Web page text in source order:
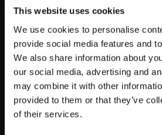
This website uses cookies
We use cookies to personalise
provide social media features and
We also share information about
our social media, advertising and
may combine it with other
provided to them or that they’ve
of their services.
【単曲】
ginal
r （Devil